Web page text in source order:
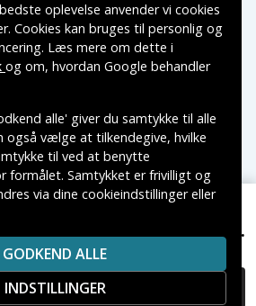
69 kr.
TILFØJ TIL KURV
© 2026, Spares Nordic AB
PÅ DETTE WEB TILHØRER DE
VAREMÆRKERS-EJER.
oplevelse anvender vi cookies
Cookies kan bruges til personlig og
Læs mere om dette i
og om, hvordan Google behandler
alle' giver du samtykke til alle
også vælge at tilkendegive, hvilke
til ved at benytte
formålet. Samtykket er frivilligt og
via dine cookieindstillinger eller
INDSTILLINGER
GODKEND ALLE